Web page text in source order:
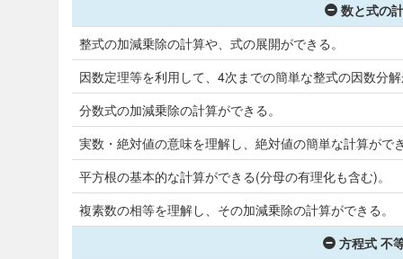
数と式の
整式の加減乗除の計算や、式の展開ができる。
因数定理等を利用して、4次までの簡単な整式の因数分
分数式の加減乗除の計算ができる。
実数・絶対値の意味を理解し、絶対値の簡単な計算がで
平方根の基本的な計算ができる(分母の有理化も含む)。
複素数の相等を理解し、その加減乗除の計算ができる。
方程式 不